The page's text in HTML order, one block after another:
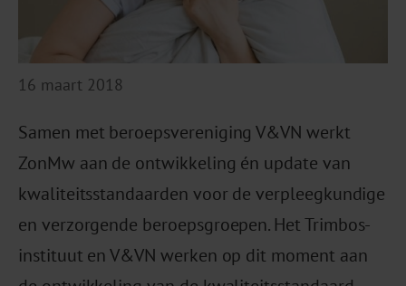
16 maart 2018
Samen met beroepsvereniging V&VN werkt
ZonMw aan de ontwikkeling én update van
kwaliteitsstandaarden voor de verpleegkundige
en verzorgende beroepsgroepen. Het Trimbos-
instituut en V&VN werken op dit moment aan